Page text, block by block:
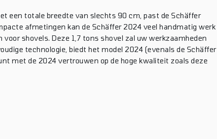
een totale breedte van slechts 90 cm, past de Schäffer
afmetingen kan de Schäffer 2024 veel handmatig werk
shovels. Deze 1,7 tons shovel zal uw werkzaamheden
technologie, biedt het model 2024 (evenals de Schäffer
met de 2024 vertrouwen op de hoge kwaliteit zoals deze